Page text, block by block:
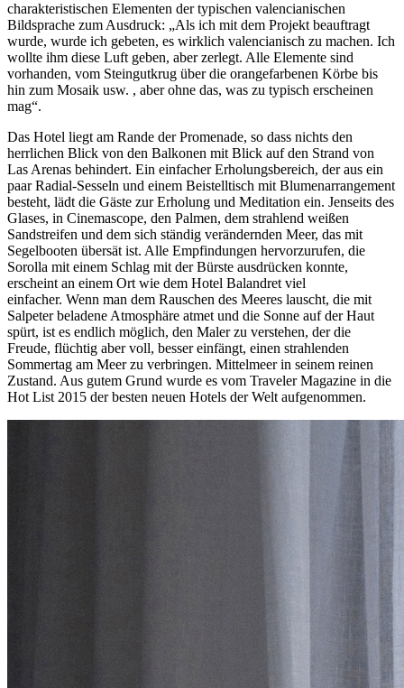
charakteristischen Elementen der typischen valencianischen
Bildsprache zum Ausdruck: „Als ich mit dem Projekt beauftragt
wurde, wurde ich gebeten, es wirklich valencianisch zu machen. Ich
wollte ihm diese Luft geben, aber zerlegt. Alle Elemente sind
vorhanden, vom Steingutkrug über die orangefarbenen Körbe bis
hin zum Mosaik usw. , aber ohne das, was zu typisch erscheinen
mag“.
Das Hotel liegt am Rande der Promenade, so dass nichts den
herrlichen Blick von den Balkonen mit Blick auf den Strand von
Las Arenas behindert. Ein einfacher Erholungsbereich, der aus ein
paar Radial-Sesseln und einem Beistelltisch mit Blumenarrangement
besteht, lädt die Gäste zur Erholung und Meditation ein. Jenseits des
Glases, in Cinemascope, den Palmen, dem strahlend weißen
Sandstreifen und dem sich ständig verändernden Meer, das mit
Segelbooten übersät ist. Alle Empfindungen hervorzurufen, die
Sorolla mit einem Schlag mit der Bürste ausdrücken konnte,
erscheint an einem Ort wie dem Hotel Balandret viel
einfacher. Wenn man dem Rauschen des Meeres lauscht, die mit
Salpeter beladene Atmosphäre atmet und die Sonne auf der Haut
spürt, ist es endlich möglich, den Maler zu verstehen, der die
Freude, flüchtig aber voll, besser einfängt, einen strahlenden
Sommertag am Meer zu verbringen. Mittelmeer in seinem reinen
Zustand. Aus gutem Grund wurde es vom Traveler Magazine in die
Hot List 2015 der besten neuen Hotels der Welt aufgenommen.